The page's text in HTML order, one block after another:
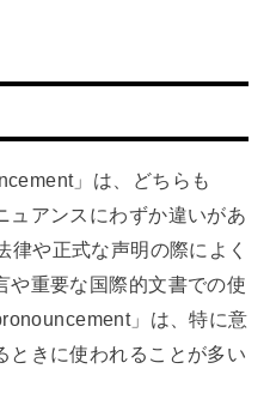
」は、どちらも
ュアンスにわずか違いがあ
や正式な声明の際によく
や重要な国際的文書での使
」は、特に意
ときに使われることが多い